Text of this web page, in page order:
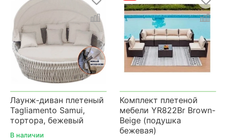
Лаунж-диван плетеный
Tagliamento Samui,
тортора, бежевый
В наличии
Комплект плетеной
мебели YR822Br Brown-
Beige (подушка
бежевая)